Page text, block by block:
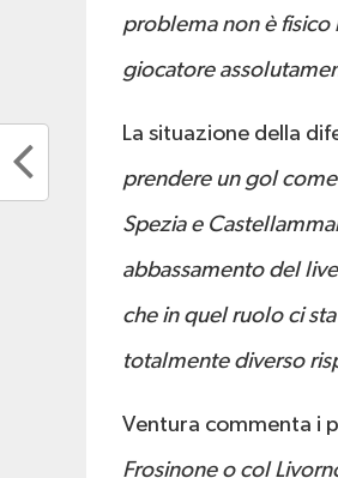
problema non è fisico
giocatore
La situazione della
prendere un gol
Spezia e
abbassamento del
che in quel ruolo ci
totalmente diverso
Ventura commenta i
Frosinone o col